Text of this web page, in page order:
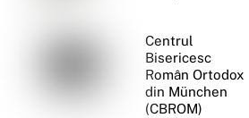
Centrul
Bisericesc
Român Ortodox
din München
(CBROM)